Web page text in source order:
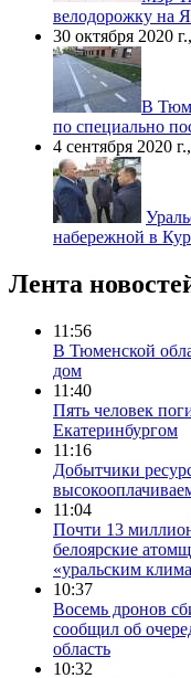
велодорожку на
30 октября 2020
​В
по специально
4 сентября 2020
набережной в
Лента
11:56
В Тюменской
дом
11:40
Пять человек
Екатеринбургом
11:16
Добытчики
11:04
Почти 13
белоярские
«уральским
10:37
Восемь дронов
сообщил об
область
10:32